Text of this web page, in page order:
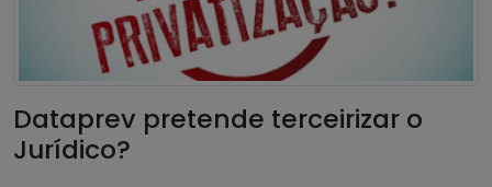
Dataprev pretende terceirizar o
Jurídico?